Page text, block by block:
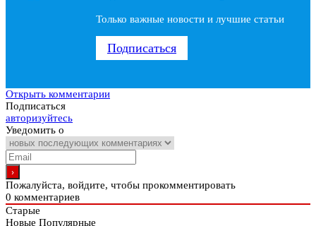
Только важные новости и лучшие статьи
Подписаться
Открыть комментарии
Подписаться
авторизуйтесь
Уведомить о
Пожалуйста, войдите, чтобы прокомментировать
0 комментариев
Старые
Новые Популярные